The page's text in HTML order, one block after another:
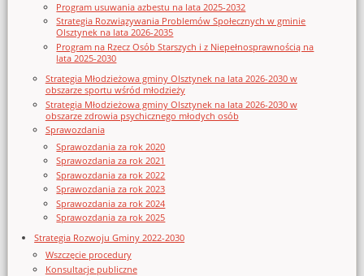
Program usuwania azbestu na lata 2025-2032
Strategia Rozwiązywania Problemów Społecznych w gminie
Olsztynek na lata 2026-2035
Program na Rzecz Osób Starszych i z Niepełnosprawnością na
lata 2025-2030
Strategia Młodzieżowa gminy Olsztynek na lata 2026-2030 w
obszarze sportu wśród młodzieży
Strategia Młodzieżowa gminy Olsztynek na lata 2026-2030 w
obszarze zdrowia psychicznego młodych osób
Sprawozdania
Sprawozdania za rok 2020
Sprawozdania za rok 2021
Sprawozdania za rok 2022
Sprawozdania za rok 2023
Sprawozdania za rok 2024
Sprawozdania za rok 2025
Strategia Rozwoju Gminy 2022-2030
Wszczęcie procedury
Konsultacje publiczne